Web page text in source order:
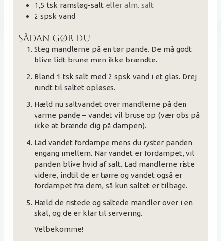
1,5 tsk ramsløg-salt eller alm. salt
2 spsk vand
SÅDAN GØR DU
Steg mandlerne på en tør pande. De må godt
blive lidt brune men ikke brændte.
Bland 1 tsk salt med 2 spsk vand i et glas. Drej
rundt til saltet opløses.
Hæld nu saltvandet over mandlerne på den
varme pande – vandet vil bruse op (vær obs på
ikke at brænde dig på dampen).
Lad vandet fordampe mens du ryster panden
engang imellem. Når vandet er fordampet, vil
panden blive hvid af salt. Lad mandlerne riste
videre, indtil de er tørre og vandet også er
fordampet fra dem, så kun saltet er tilbage.
Hæld de ristede og saltede mandler over i en
skål, og de er klar til servering.
Velbekomme!